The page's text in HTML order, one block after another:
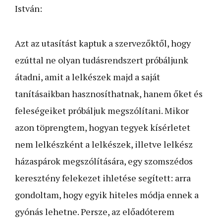
István:
Azt az utasítást kaptuk a szervezőktől, hogy
ezúttal ne olyan tudásrendszert próbáljunk
átadni, amit a lelkészek majd a saját
tanításaikban hasznosíthatnak, hanem őket és
feleségeiket próbáljuk megszólítani. Mikor
azon töprengtem, hogyan tegyek kísérletet
nem lelkészként a lelkészek, illetve lelkész
házaspárok megszólítására, egy szomszédos
keresztény felekezet ihletése segített: arra
gondoltam, hogy egyik hiteles módja ennek a
gyónás lehetne. Persze, az előadóterem